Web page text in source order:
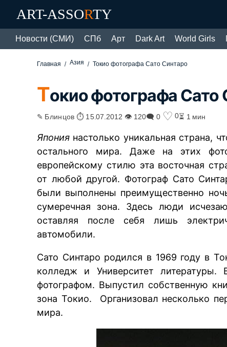
ART-ASSORTY
Новости (СМИ) СПб Арт Dark Art World Girls
Главная Азия Токио фотографа Сато Синтаро
Токио фотографа Сато
✎ Блинцов ⏱ 15.07.2012 👁 120🗨 0 ♡ 0⏳ 1 мин
Япония настолько уникальная страна,
остального мира. Даже на этих
европейскому стилю эта восточная
от любой другой. Фотограф Сато
были выполнены преимущественно
сумеречная зона. Здесь люди
оставляя после себя лишь
автомобили.
Сато Синтаро родился в 1969 году в
колледж и Университет
фотографом. Выпустил собственную
зона Токио. Организовал несколько
мира.